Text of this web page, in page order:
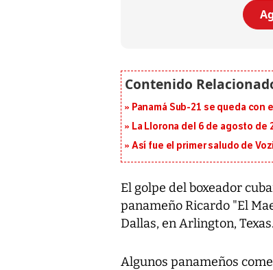
Panamá Sub-21 se queda
La Llorona del 6 de agosto de
Así fue el primer saludo de
El golpe del boxeador
panameño Ricardo "El
Dallas, en Arlington, Texas.
Algunos panameños